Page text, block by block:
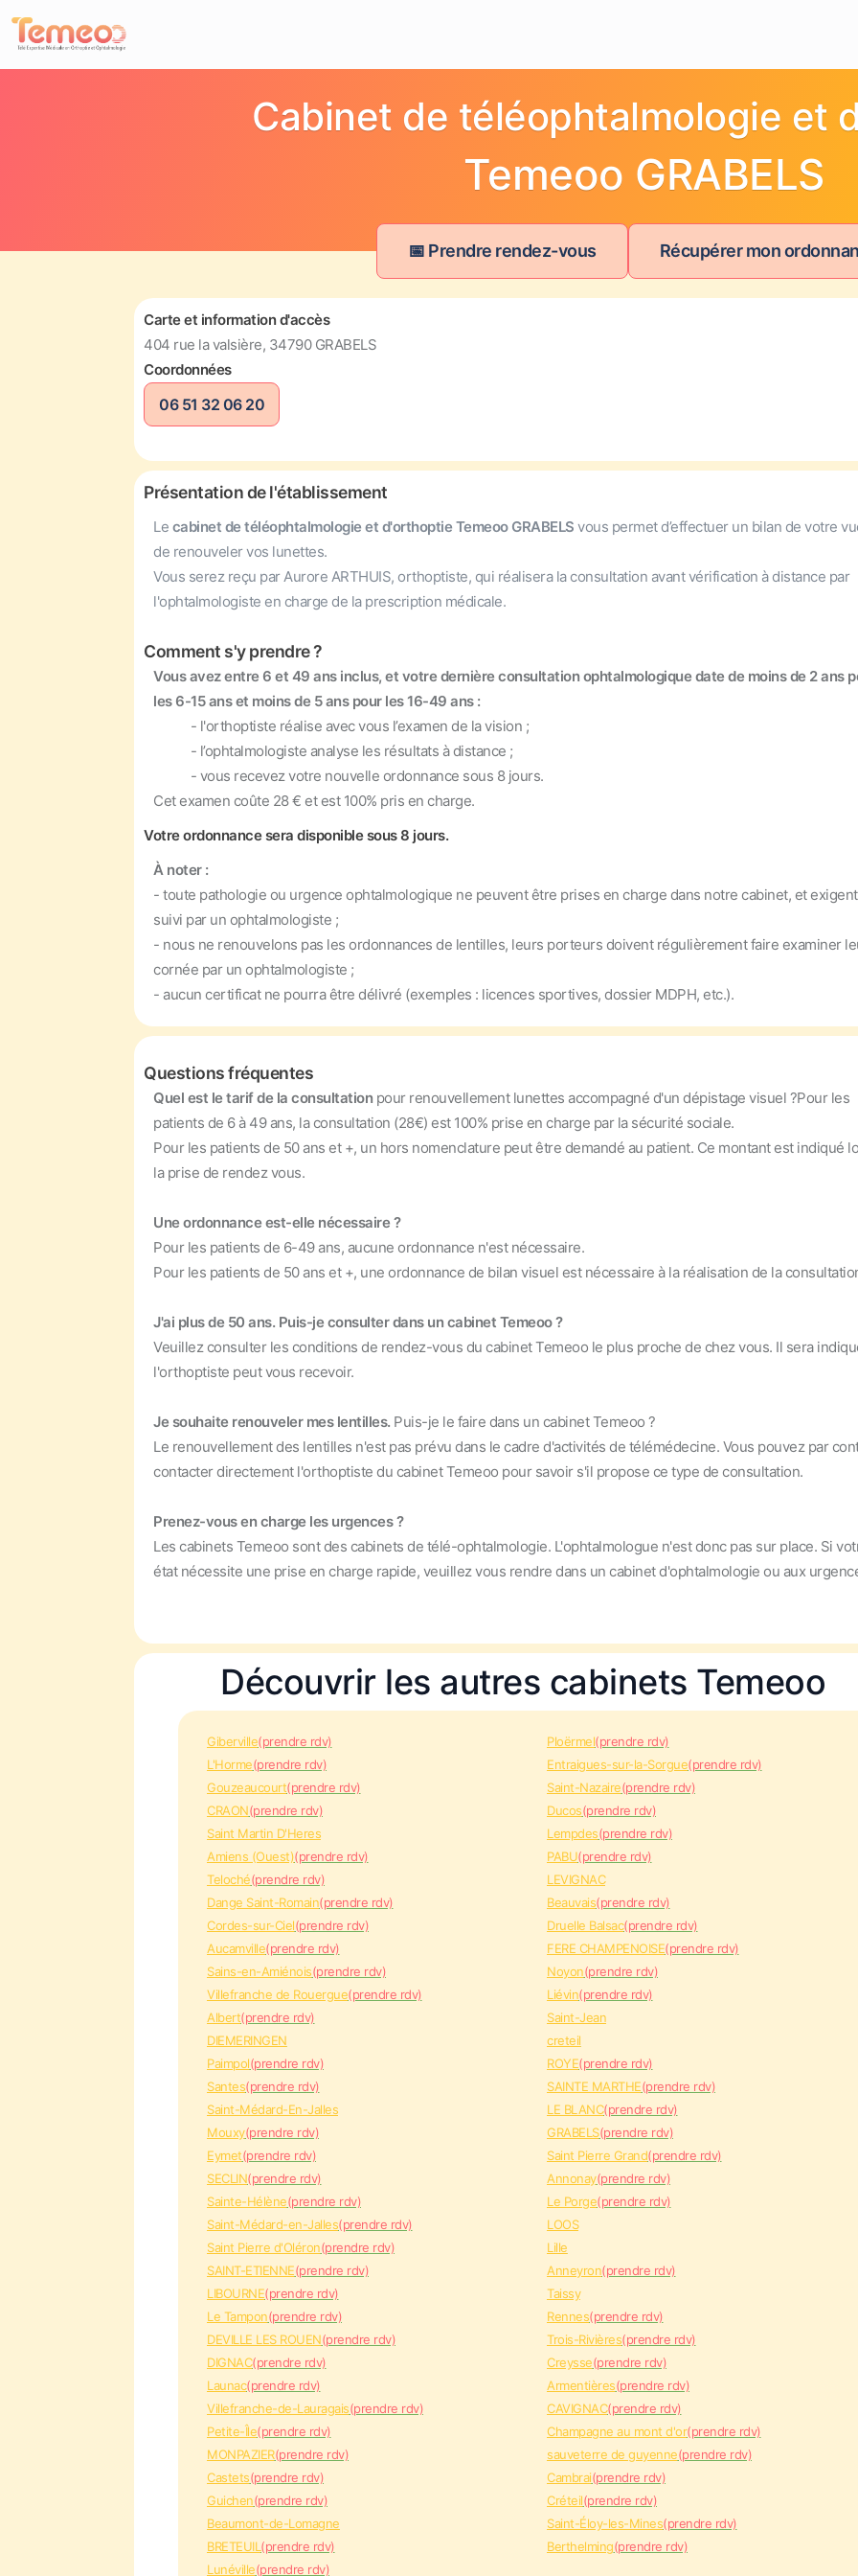
Cabinet de téléophtalmologie et
Temeoo GRABELS
📅 Prendre rendez-vous Récupérer mon
Carte et information d'accès
404 rue la valsière, 34790 GRABELS
Coordonnées
06 51 32 06 20
Présentation de l'établissement
Le cabinet de téléophtalmologie et d'orthoptie Temeoo GRABELS vous permet d’effectuer un bilan de votre
de renouveler vos lunettes.
Vous serez reçu par Aurore ARTHUIS, orthoptiste, qui réalisera la consultation avant vérification à distance par
l'ophtalmologiste en charge de la prescription médicale.
Comment s'y prendre ?
Vous avez entre 6 et 49 ans inclus, et votre dernière consultation ophtalmologique date de moins de 2 ans
les 6-15 ans et moins de 5 ans pour les 16-49 ans :
- l'orthoptiste réalise avec vous l’examen de la vision ;
- l’ophtalmologiste analyse les résultats à distance ;
- vous recevez votre nouvelle ordonnance sous 8 jours.
Cet examen coûte 28 € et est 100% pris en charge.
Votre ordonnance sera disponible sous 8 jours.
À noter :
- toute pathologie ou urgence ophtalmologique ne peuvent être prises en charge dans notre cabinet, et
suivi par un ophtalmologiste ;
- nous ne renouvelons pas les ordonnances de lentilles, leurs porteurs doivent régulièrement faire examiner
cornée par un ophtalmologiste ;
- aucun certificat ne pourra être délivré (exemples : licences sportives, dossier MDPH, etc.).
Questions fréquentes
Quel est le tarif de la consultation pour renouvellement lunettes accompagné d'un dépistage visuel ?Pour les
patients de 6 à 49 ans, la consultation (28€) est 100% prise en charge par la sécurité sociale.
Pour les patients de 50 ans et +, un hors nomenclature peut être demandé au patient. Ce montant est indiqué
la prise de rendez vous.
Une ordonnance est-elle nécessaire ?
Pour les patients de 6-49 ans, aucune ordonnance n'est nécessaire.
Pour les patients de 50 ans et +, une ordonnance de bilan visuel est nécessaire à la réalisation de la
J'ai plus de 50 ans. Puis-je consulter dans un cabinet Temeoo ?
Veuillez consulter les conditions de rendez-vous du cabinet Temeoo le plus proche de chez vous. Il sera
l'orthoptiste peut vous recevoir.
Je souhaite renouveler mes lentilles. Puis-je le faire dans un cabinet Temeoo ?
Le renouvellement des lentilles n'est pas prévu dans le cadre d'activités de télémédecine. Vous pouvez par
contacter directement l'orthoptiste du cabinet Temeoo pour savoir s'il propose ce type de consultation.
Prenez-vous en charge les urgences ?
Les cabinets Temeoo sont des cabinets de télé-ophtalmologie. L'ophtalmologue n'est donc pas sur place. Si
état nécessite une prise en charge rapide, veuillez vous rendre dans un cabinet d'ophtalmologie ou aux
Découvrir les autres cabinets Temeoo
Giberville(prendre rdv) Ploërmel(prendre rdv)
L'Horme(prendre rdv) Entraigues-sur-la-Sorgue(prendre rdv)
Gouzeaucourt(prendre rdv) Saint-Nazaire(prendre rdv)
CRAON(prendre rdv) Ducos(prendre rdv)
Saint Martin D'Heres
Lempdes(prendre rdv)
Amiens (Ouest)(prendre rdv) PABU(prendre rdv)
Teloché(prendre rdv)
LEVIGNAC
Dange Saint-Romain(prendre rdv) Beauvais(prendre rdv)
Cordes-sur-Ciel(prendre rdv) Druelle Balsac(prendre rdv)
Aucamville(prendre rdv) FERE CHAMPENOISE(prendre rdv)
Sains-en-Amiénois(prendre rdv) Noyon(prendre rdv)
Villefranche de Rouergue(prendre rdv) Liévin(prendre rdv)
Albert(prendre rdv)
Saint-Jean
DIEMERINGEN
creteil
Paimpol(prendre rdv) ROYE(prendre rdv)
Santes(prendre rdv) SAINTE MARTHE(prendre rdv)
Saint-Médard-En-Jalles
LE BLANC(prendre rdv)
Mouxy(prendre rdv) GRABELS(prendre rdv)
Eymet(prendre rdv) Saint Pierre Grand(prendre rdv)
SECLIN(prendre rdv) Annonay(prendre rdv)
Sainte-Hélène(prendre rdv) Le Porge(prendre rdv)
Saint-Médard-en-Jalles(prendre rdv)
LOOS
Saint Pierre d'Oléron(prendre rdv)
Lille
SAINT-ETIENNE(prendre rdv) Anneyron(prendre rdv)
LIBOURNE(prendre rdv)
Taissy
Le Tampon(prendre rdv) Rennes(prendre rdv)
DEVILLE LES ROUEN(prendre rdv) Trois-Rivières(prendre rdv)
DIGNAC(prendre rdv) Creysse(prendre rdv)
Launac(prendre rdv) Armentières(prendre rdv)
Villefranche-de-Lauragais(prendre rdv) CAVIGNAC(prendre rdv)
Petite-Île(prendre rdv) Champagne au mont d'or(prendre rdv)
MONPAZIER(prendre rdv) sauveterre de guyenne(prendre rdv)
Castets(prendre rdv) Cambrai(prendre rdv)
Guichen(prendre rdv) Créteil(prendre rdv)
Beaumont-de-Lomagne
Saint-Éloy-les-Mines(prendre rdv)
BRETEUIL (prendre rdv) Berthelming(prendre rdv)
Lunéville(prendre rdv)